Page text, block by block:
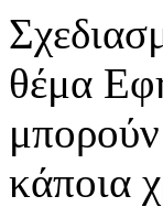
θέμα
κάποια